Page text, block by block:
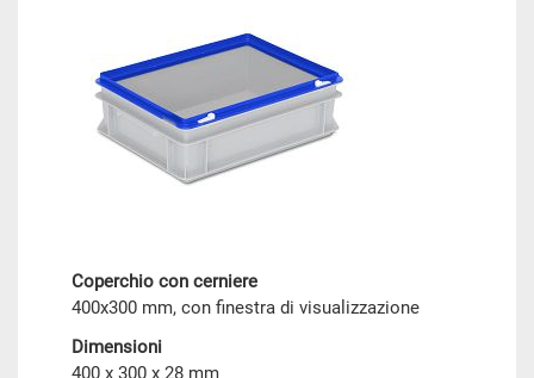
Coperchio con cerniere
400x300 mm, con finestra di visualizzazione
Dimensioni
400 x 300 x 28 mm